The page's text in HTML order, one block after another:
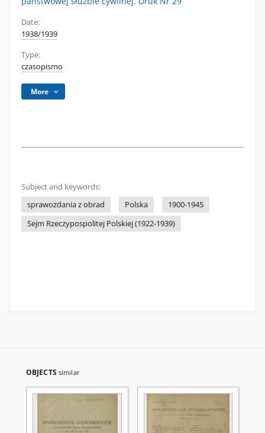
Date:
1938/1939
Type:
czasopismo
More
Subject and keywords:
sprawozdania z obrad
Polska
1900-1945
Sejm Rzeczypospolitej Polskiej (1922-1939)
OBJECTS similar